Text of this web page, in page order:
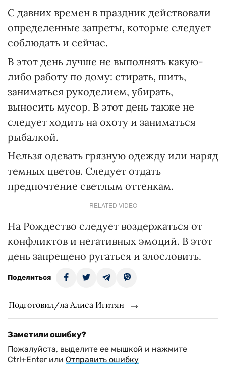
С давних времен в праздник действовали
определенные запреты, которые следует
соблюдать и сейчас.
В этот день лучше не выполнять какую-
либо работу по дому: стирать, шить,
заниматься рукоделием, убирать,
выносить мусор. В этот день также не
следует ходить на охоту и заниматься
рыбалкой.
Нельзя одевать грязную одежду или наряд
темных цветов. Следует отдать
предпочтение светлым оттенкам.
RELATED VIDEO
На Рождество следует воздержаться от
конфликтов и негативных эмоций. В этот
день запрещено ругаться и злословить.
Поделиться
Подготовил/ла Алиса Игитян
Заметили ошибку?
Пожалуйста, выделите ее мышкой и нажмите
Ctrl+Enter или Отправить ошибку